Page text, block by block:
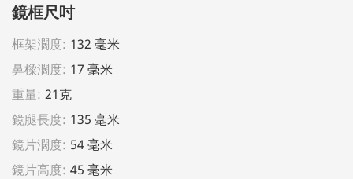
鏡框尺吋
框架濶度: 132 毫米
鼻樑濶度: 17 毫米
重量: 21克
鏡腿長度: 135 毫米
鏡片濶度: 54 毫米
鏡片高度: 45 毫米